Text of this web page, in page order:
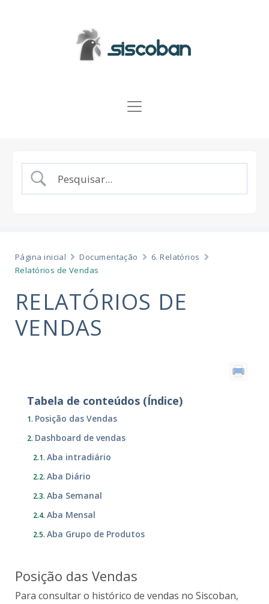
Página inicial Documentação
6. Relatórios
Relatórios de Vendas
RELATÓRIOS DE
VENDAS
Tabela de conteúdos (Índice)
Posição das Vendas
Dashboard de vendas
Aba intradiário
Aba Diário
Aba Semanal
Aba Mensal
Aba Grupo de Produtos
Posição das Vendas
Para consultar o histórico de vendas no Siscoban,